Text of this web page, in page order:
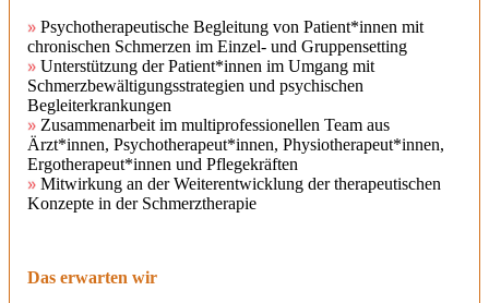
Psychotherapeutische Begleitung von Patient*innen mit
chronischen Schmerzen im Einzel- und Gruppensetting
Unterstützung der Patient*innen im Umgang mit
Schmerzbewältigungsstrategien und psychischen
Begleiterkrankungen
Zusammenarbeit im multiprofessionellen Team aus
Ärzt*innen, Psychotherapeut*innen, Physiotherapeut*innen,
Ergotherapeut*innen und Pflegekräften
Mitwirkung an der Weiterentwicklung der therapeutischen
Konzepte in der Schmerztherapie
Das erwarten wir